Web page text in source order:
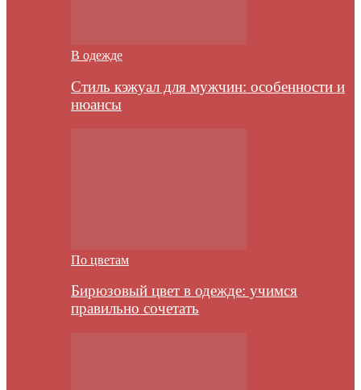
В одежде
Стиль кэжуал для мужчин: особенности и
нюансы
По цветам
Бирюзовый цвет в одежде: учимся
правильно сочетать